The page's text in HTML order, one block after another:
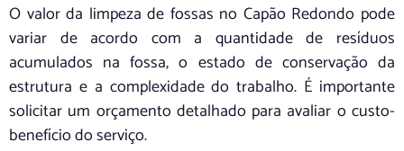
O valor da limpeza de fossas no Capão Redondo pode
variar de acordo com a quantidade de resíduos
acumulados na fossa, o estado de conservação da
estrutura e a complexidade do trabalho. É importante
solicitar um orçamento detalhado para avaliar o custo-
benefício do serviço.